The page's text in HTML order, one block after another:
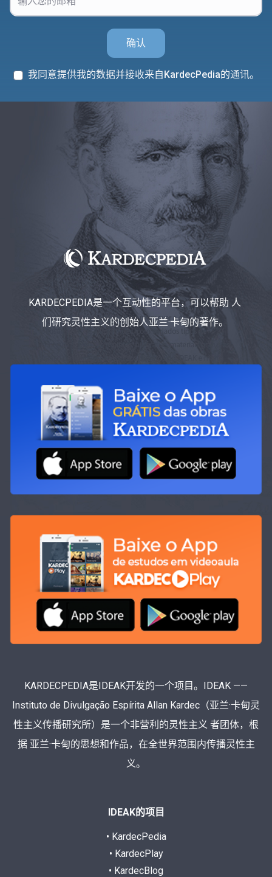
确认
我同意提供我的数据并接收来自KardecPedia的通讯。
KARDECPEDIA是一个互动性的平台，可以帮助 人
们研究灵性主义的创始人亚兰·卡甸的著作。
KARDECPEDIA是IDEAK开发的一个项目。IDEAK ——
Instituto de Divulgação Espírita Allan Kardec（亚兰·卡甸灵
性主义传播研究所）是一个非营利的灵性主义 者团体，根
据 亚兰·卡甸的思想和作品，在全世界范围内传播灵性主
义。
IDEAK的项目
• KardecPedia
• KardecPlay
• KardecBlog